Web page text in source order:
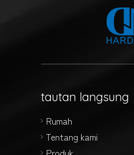
tautan langsung
Rumah
Tentang kami
Produk